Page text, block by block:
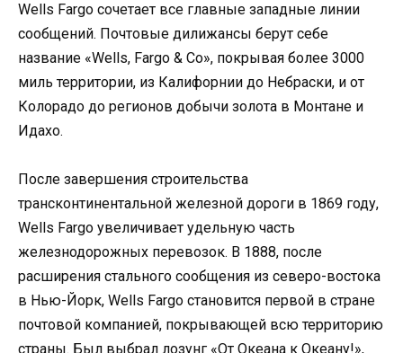
Wells Fargo сочетает все главные западные линии
сообщений. Почтовые дилижансы берут себе
название «Wells, Fargo & Co», покрывая более 3000
миль территории, из Калифорнии до Небраски, и от
Колорадо до регионов добычи золота в Монтане и
Идахо.
После завершения строительства
трансконтинентальной железной дороги в 1869 году,
Wells Fargo увеличивает удельную часть
железнодорожных перевозок. В 1888, после
расширения стального сообщения из северо-востока
в Нью-Йорк, Wells Fargo становится первой в стране
почтовой компанией, покрывающей всю территорию
страны. Был выбрал лозунг «От Океана к Океану!»,